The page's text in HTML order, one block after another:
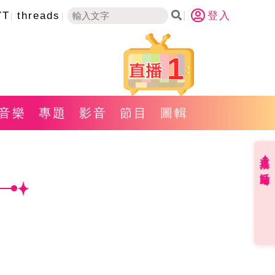
threads 登入
1
樂 專題 影音 節目 圖輯
直播✦活動